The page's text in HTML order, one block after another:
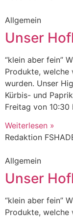
Allgemein
Unser
“klein aber fein”
Produkte, welche
wurden. Unser
Kürbis- und
Freitag von 10:30
Weiterlesen »
Redaktion
Allgemein
Unser
“klein aber fein”
Produkte, welche